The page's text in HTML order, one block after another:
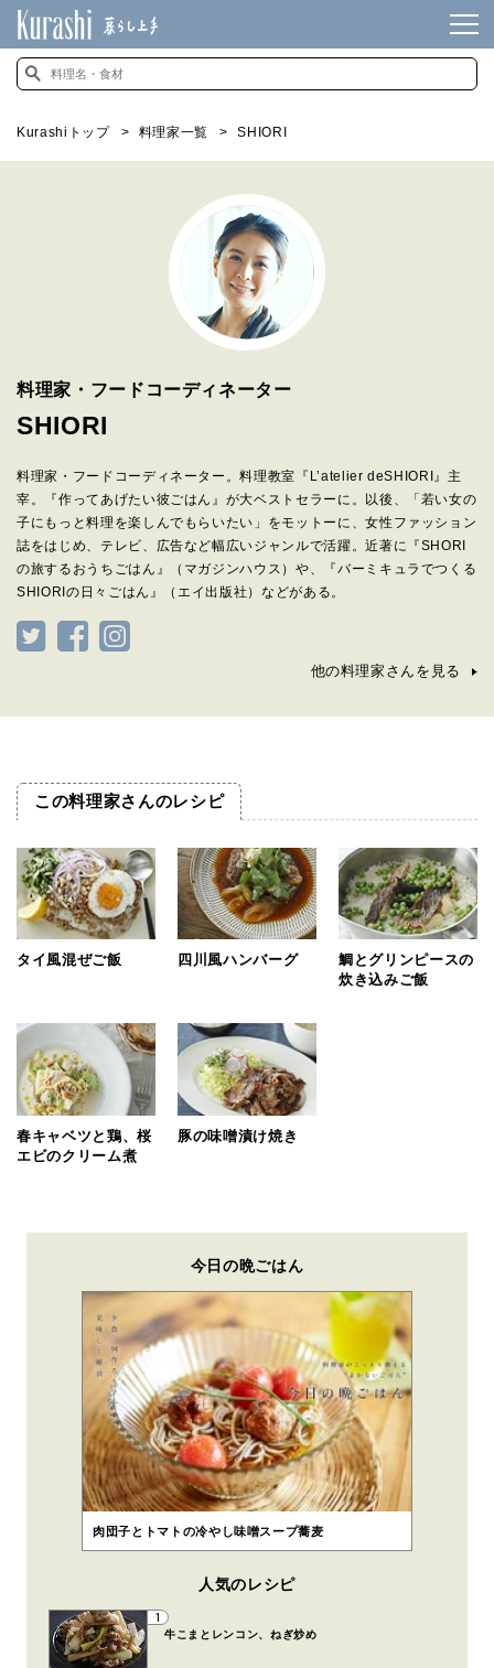
Kurashiトップ 料理家一覧 SHIORI
料理家・フードコーディネーター
SHIORI
料理家・フードコーディネーター。料理教室『L’atelier deSHIORI』主
宰。『作ってあげたい彼ごはん』が大ベストセラーに。以後、「若い女の
子にもっと料理を楽しんでもらいたい」をモットーに、女性ファッション
誌をはじめ、テレビ、広告など幅広いジャンルで活躍。近著に『SHORI
の旅するおうちごはん』（マガジンハウス）や、『バーミキュラでつくる
SHIORIの日々ごはん』（エイ出版社）などがある。
他の料理家さんを見る
この料理家さんのレシピ
タイ風混ぜご飯 四川風ハンバーグ
鯛とグリンピースの
炊き込みご飯
春キャベツと鶏、桜
エビのクリーム煮
豚の味噌漬け焼き
今日の晩ごはん
肉団子とトマトの冷やし味噌スープ蕎麦
人気のレシピ
1
牛こまとレンコン、ねぎ炒め